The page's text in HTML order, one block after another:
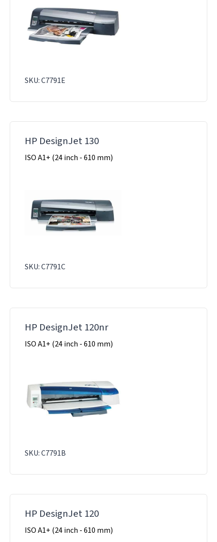
SKU: C7791E
HP DesignJet 130
ISO A1+ (24 inch - 610 mm)
SKU: C7791C
HP DesignJet 120nr
ISO A1+ (24 inch - 610 mm)
SKU: C7791B
HP DesignJet 120
ISO A1+ (24 inch - 610 mm)